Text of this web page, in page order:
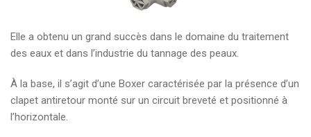
Elle a obtenu un grand succès dans le domaine du traitement
des eaux et dans l’industrie du tannage des peaux.
À la base, il s’agit d’une Boxer caractérisée par la présence d’un
clapet antiretour monté sur un circuit breveté et positionné à
l’horizontale.